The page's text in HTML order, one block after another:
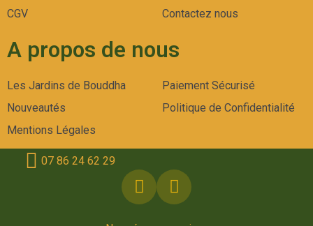
CGV
Contactez nous
A propos de nous
Les Jardins de Bouddha
Nouveautés
Mentions Légales
Paiement Sécurisé
Politique de Confidentialité
07 86 24 62 29